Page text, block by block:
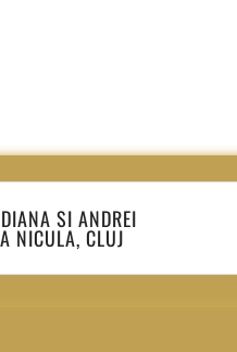
SI ANDREI
NICULA, CLUJ